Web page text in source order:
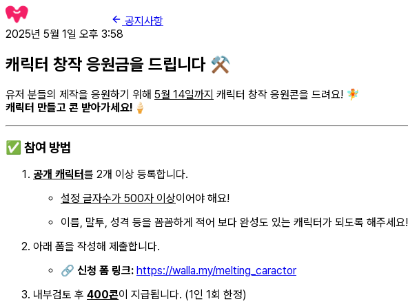
공지사항
2025년 5월 1일 오후 3:58
캐릭터 창작 응원금을 드립니다 ⚒️
유저 분들의 제작을 응원하기 위해 5월 14일까지 캐릭터 창작 응원콘을 드려요! 🧚
캐릭터 만들고 콘 받아가세요!🍦
✅ 참여 방법
공개 캐릭터를 2개 이상 등록합니다.
설정 글자수가 500자 이상이어야 해요!
이름, 말투, 성격 등을 꼼꼼하게 적어 보다 완성도 있는 캐릭터가 되도록 해주세요!
아래 폼을 작성해 제출합니다.
🔗 신청 폼 링크: https://walla.my/melting_caractor
내부검토 후 400콘이 지급됩니다. (1인 1회 한정)